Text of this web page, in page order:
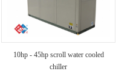
10hp - 45hp scroll water cooled
chiller